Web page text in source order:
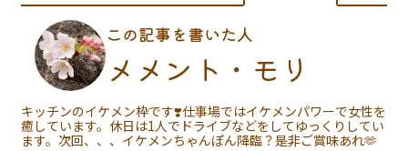
この記事を書いた人
メメント・モリ
キッチンのイケメン枠です❣️仕事場ではイケメンパワーで女性を
癒しています。休日は1人でドライブなどをしてゆっくりしてい
ます。次回、、、イケメンちゃんぽん降臨？是非ご賞味あれ🫶